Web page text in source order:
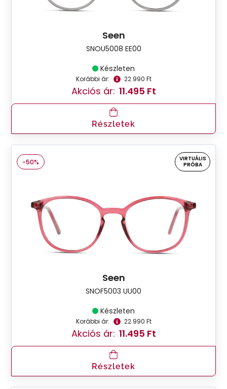
Seen
SNOU5008 EE00
Készleten
Korábbi ár: 22.990 Ft
Akciós ár: 11.495 Ft
Részletek
-50%
VIRTUÁLIS
PRÓBA
Seen
SNOF5003 UU00
Készleten
Korábbi ár: 22.990 Ft
Akciós ár: 11.495 Ft
Részletek